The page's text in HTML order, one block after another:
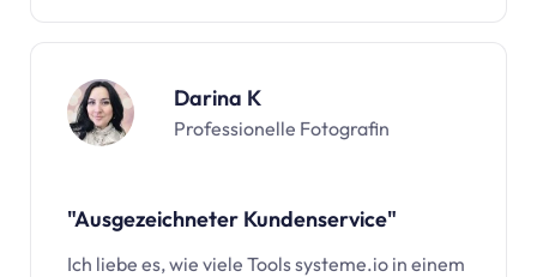
Darina K
Professionelle Fotografin
"Ausgezeichneter Kundenservice"
Ich liebe es, wie viele Toolssysteme.io in einem